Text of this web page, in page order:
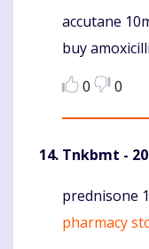
Komentaras
accutane
buy
0
0
Tnkbmt -
Komentaras
prednisone
pharmacy